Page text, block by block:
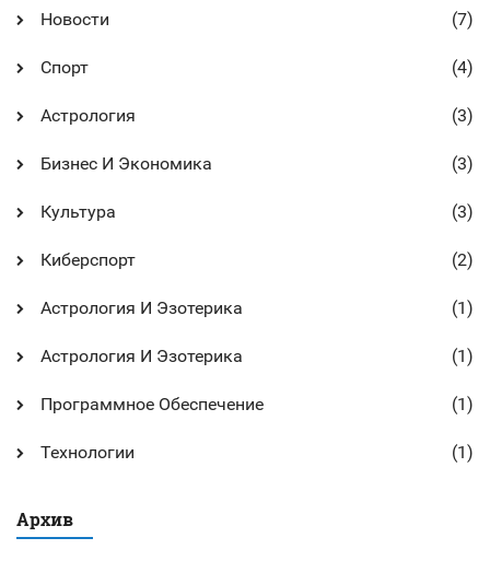
Новости (7)
Спорт (4)
Астрология (3)
Бизнес И Экономика (3)
Культура (3)
Киберспорт (2)
Астрология И Эзотерика (1)
Астрология И Эзотерика (1)
Программное Обеспечение (1)
Технологии (1)
Архив